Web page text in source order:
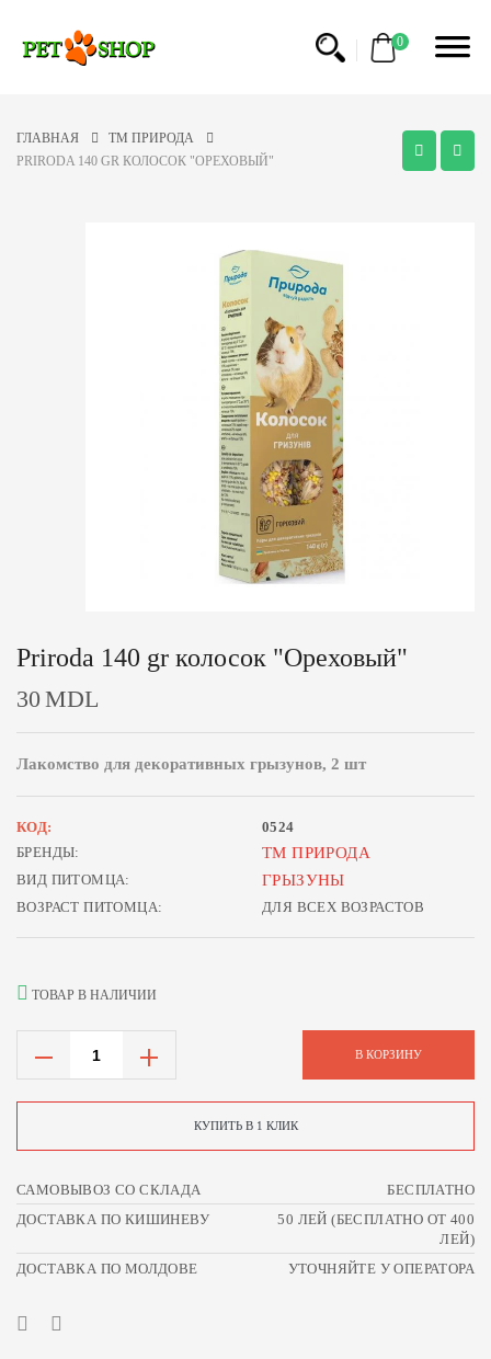
0
ГЛАВНАЯ
ТМ ПРИРОДА
PRIRODA 140 GR КОЛОСОК "ОРЕХОВЫЙ"
Priroda 140 gr колосок "Ореховый"
30 MDL
Лакомство для декоративных грызунов, 2 шт
КОД:
0524
БРЕНДЫ:
ТМ ПРИРОДА
ВИД ПИТОМЦА: ГРЫЗУНЫ
ВОЗРАСТ ПИТОМЦА: ДЛЯ ВСЕХ ВОЗРАСТОВ
ТОВАР В НАЛИЧИИ
В КОРЗИНУ
КУПИТЬ В 1 КЛИК
САМОВЫВОЗ СО СКЛАДА
БЕСПЛАТНО
ДОСТАВКА ПО КИШИНЕВУ
50 ЛЕЙ (БЕСПЛАТНО ОТ 400
ЛЕЙ)
ДОСТАВКА ПО МОЛДОВЕ
УТОЧНЯЙТЕ У ОПЕРАТОРА